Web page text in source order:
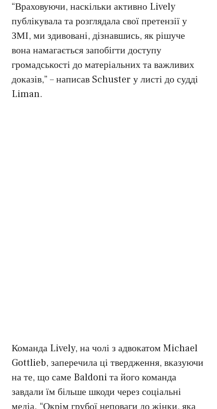
“Враховуючи, наскільки активно Lively
публікувала та розглядала свої претензії у
ЗМІ, ми здивовані, дізнавшись, як рішуче
вона намагається запобігти доступу
громадськості до матеріальних та важливих
доказів,” – написав Schuster у листі до судді
Liman.
Команда Lively, на чолі з адвокатом Michael
Gottlieb, заперечила ці твердження, вказуючи
на те, що саме Baldoni та його команда
завдали їм більше шкоди через соціальні